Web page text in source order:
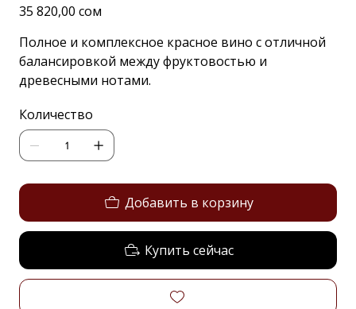
Цена
35 820,00 сом
Полное и комплексное красное вино с отличной
балансировкой между фруктовостью и
древесными нотами.
Количество
Добавить в корзину
Купить сейчас